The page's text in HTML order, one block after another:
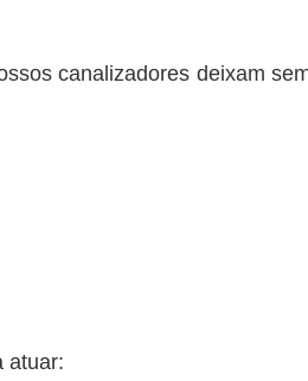
canalizadores deixam
atuar: